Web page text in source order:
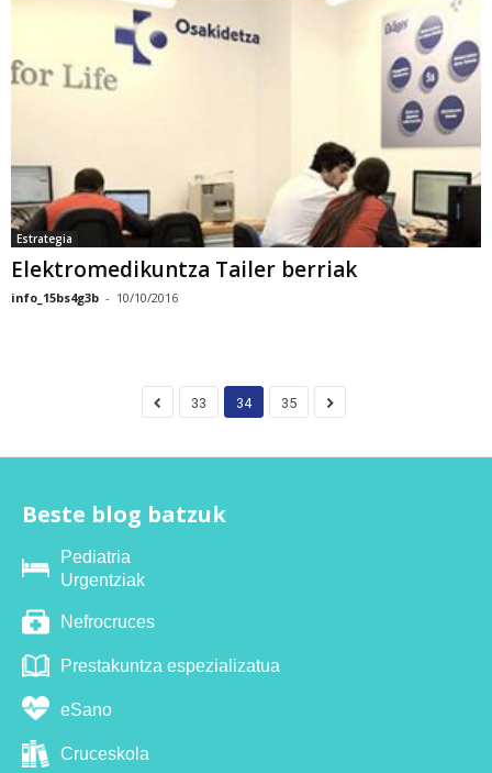
Estrategia
Elektromedikuntza Tailer berriak
info_15bs4g3b - 10/10/2016
33 34 35
Beste blog batzuk
Pediatria
Urgentziak
Nefrocruces
Prestakuntza espezializatua
eSano
Cruceskola